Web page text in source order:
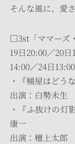
そんな風に、愛
□3st「ママーズ
19日20:00／20
14:00／24日13:00
・『桶屋はど
出演：白勢未
・『ふ抜けの
康一
出演：檀上太